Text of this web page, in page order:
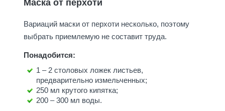
Маска от перхоти
Вариаций маски от перхоти несколько, поэтому
выбрать приемлемую не составит труда.
Понадобится:
1 – 2 столовых ложек листьев,
предварительно измельченных;
250 мл крутого кипятка;
200 – 300 мл воды.